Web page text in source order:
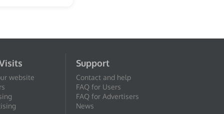
website
Support
Contact and help
FAQ for Users
FAQ for Advertisers
News